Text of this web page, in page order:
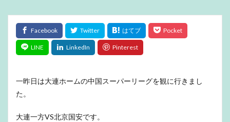
一昨日は大連ホームの中国スーパーリーグを観に行きまし
た。
大連一方VS北京国安です。